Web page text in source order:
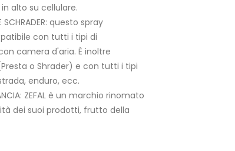
alto su cellulare.
SCHRADER: questo spray
con tutti i tipi di
camera d'aria. È inoltre
o Shrader) e con tutti i tipi
enduro, ecc.
ZEFAL è un marchio rinomato
dei suoi prodotti, frutto della